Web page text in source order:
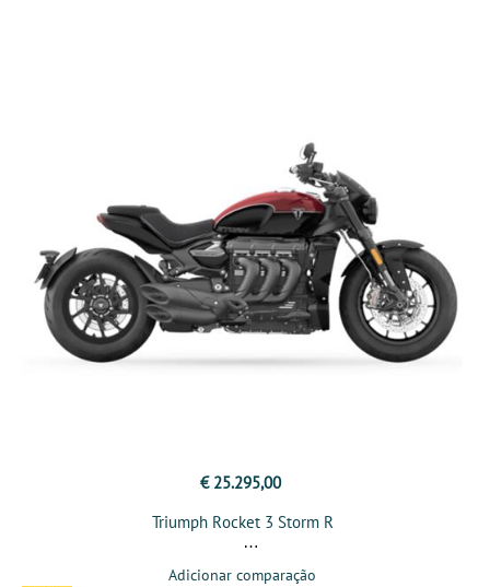
€ 25.295,00
Triumph Rocket 3 Storm R
Adicionar comparação